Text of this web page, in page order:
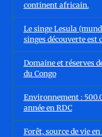
continent africain.
Le singe Lesula
singes découverte est
Domaine et réserves
du Congo
Environnement :
année en RDC
Forêt, source de vie